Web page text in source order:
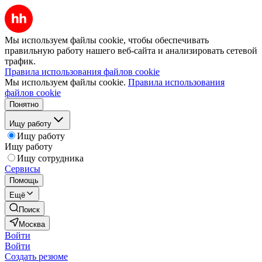
Мы используем файлы cookie, чтобы обеспечивать
правильную работу нашего веб-сайта и анализировать сетевой
трафик.
Правила использования файлов cookie
Мы используем файлы cookie. Правила использования
файлов cookie
Понятно
Ищу работу
Ищу работу
Ищу работу
Ищу сотрудника
Сервисы
Помощь
Ещё
Поиск
Москва
Войти
Войти
Создать резюме